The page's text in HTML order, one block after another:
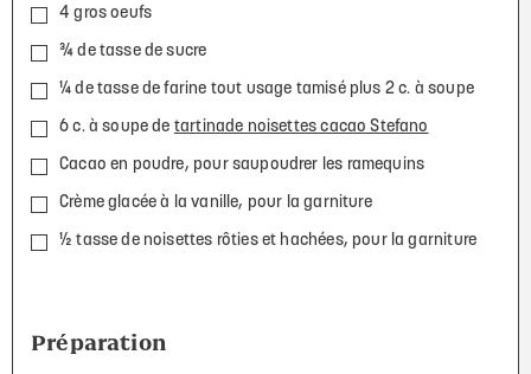
4 gros oeufs
¾ de tasse de sucre
¼ de tasse de farine tout usage tamisé plus 2 c. à soupe
6 c. à soupe de tartinade noisettes cacao Stefano
Cacao en poudre, pour saupoudrer les ramequins
Crème glacée à la vanille, pour la garniture
½ tasse de noisettes rôties et hachées, pour la garniture
Préparation